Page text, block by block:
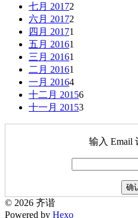
七月 20172
六月 20172
四月 20171
五月 20161
三月 20161
二月 20161
一月 20164
十二月 20156
十一月 20153
输入 Email
© 2026 齐谐
Powered by Hexo